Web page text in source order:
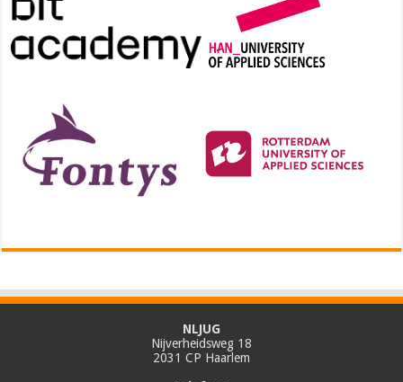
NLJUG
Nijverheidsweg 18
2031 CP Haarlem